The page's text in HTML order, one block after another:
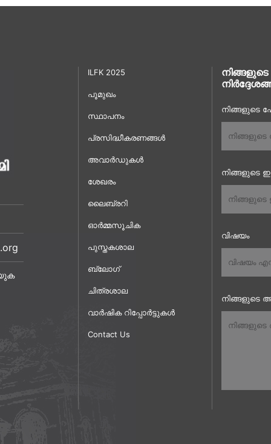
ILFK 2025
പൂമുഖം
സ്ഥാപനം
പ്രസിദ്ധീകരണങ്ങൾ
അവാർഡുകൾ
ശേഖരം
ലൈബ്രറി
ഓർമ്മസൂചിക
പുസ്തകശാല
ബ്ലോഗ്
ചിത്രശാല
വാർഷിക റിപ്പോർട്ടുകൾ
Contact Us
നിങ്ങളുടെ
നിങ്ങളുടെ
വിഷയം
നിങ്ങളുടെ